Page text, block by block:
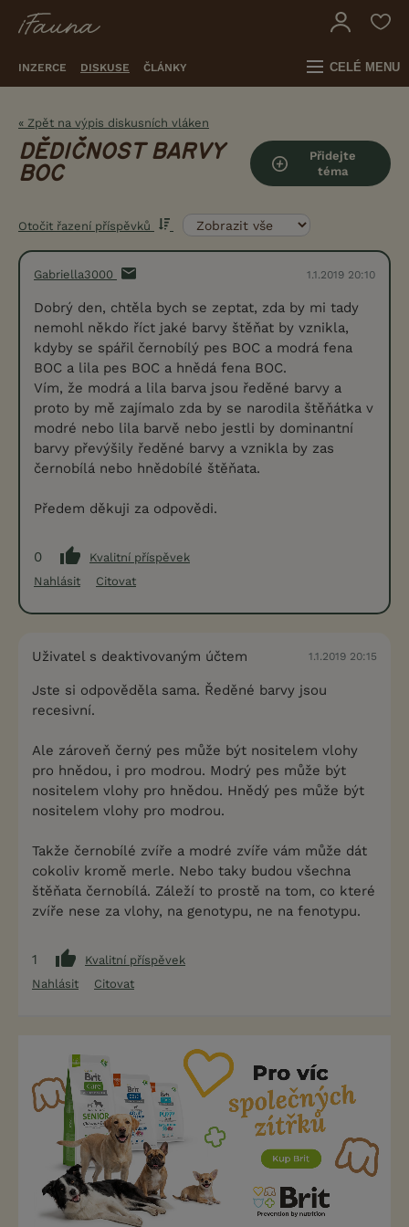
INZERCE DISKUSE ČLÁNKY CELÉ MENU
« Zpět na výpis diskusních vláken
DĚDIČNOST BARVY
BOC
Přidejte
téma
Otočit řazení příspěvků
Gabriella3000 1.1.2019 20:10
Dobrý den, chtěla bych se zeptat, zda by mi tady
nemohl někdo říct jaké barvy štěňat by vznikla,
kdyby se spářil černobílý pes BOC a modrá fena
BOC a lila pes BOC a hnědá fena BOC.
Vím, že modrá a lila barva jsou ředěné barvy a
proto by mě zajímalo zda by se narodila štěňátka v
modré nebo lila barvě nebo jestli by dominantní
barvy převýšily ředěné barvy a vznikla by zas
černobílá nebo hnědobílé štěňata.
Předem děkuji za odpovědi.
0
Kvalitní příspěvek
Nahlásit
Citovat
Uživatel s deaktivovaným účtem 1.1.2019 20:15
Jste si odpověděla sama. Ředěné barvy jsou
recesivní.
Ale zároveň černý pes může být nositelem vlohy
pro hnědou, i pro modrou. Modrý pes může být
nositelem vlohy pro hnědou. Hnědý pes může být
nositelem vlohy pro modrou.
Takže černobílé zvíře a modré zvíře vám může dát
cokoliv kromě merle. Nebo taky budou všechna
štěňata černobílá. Záleží to prostě na tom, co které
zvíře nese za vlohy, na genotypu, ne na fenotypu.
1
Kvalitní příspěvek
Nahlásit
Citovat